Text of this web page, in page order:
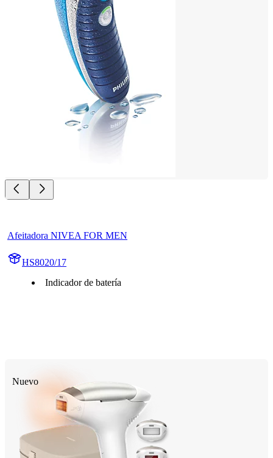
Afeitadora NIVEA FOR MEN
HS8020/17
Indicador de batería
Nuevo